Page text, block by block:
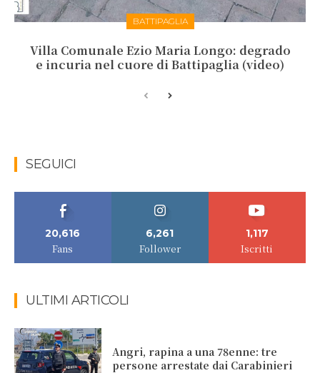
BATTIPAGLIA
Villa Comunale Ezio Maria Longo: degrado
e incuria nel cuore di Battipaglia (video)
SEGUICI
20,616
Fans
6,261
Follower
1,117
Iscritti
ULTIMI ARTICOLI
Angri, rapina a una 78enne: tre
persone arrestate dai Carabinieri